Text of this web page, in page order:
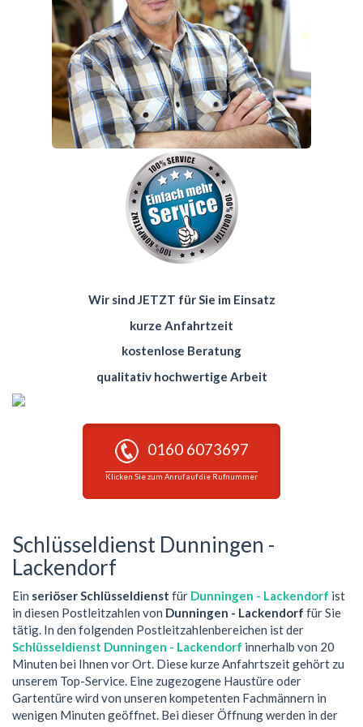
Wir sind JETZT für Sie im Einsatz
kurze Anfahrtzeit
kostenlose Beratung
qualitativ hochwertige Arbeit
0160 6073697
Klicken Sie zum Anruf auf die Rufnummer
Schlüsseldienst Dunningen -
Lackendorf
Ein seriöser Schlüsseldienst für Dunningen - Lackendorf ist
in diesen Postleitzahlen von Dunningen - Lackendorf für Sie
tätig. In den folgenden Postleitzahlenbereichen ist der
Schlüsseldienst Dunningen - Lackendorf innerhalb von 20
Minuten bei Ihnen vor Ort. Diese kurze Anfahrtszeit gehört zu
unserem Top-Service. Eine zugezogene Haustüre oder
Gartentüre wird von unseren kompetenten Fachmännern in
wenigen Minuten geöffnet. Bei dieser Öffnung werden in der